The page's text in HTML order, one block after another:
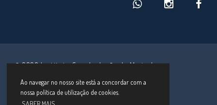
Ao navegar no nosso site está a concordar com a
nossa política de utilização de cookies.
© 2026 Instituto Secular Irmãs de Maria de
Schoenstatt
desenvolvido porMacro Makers